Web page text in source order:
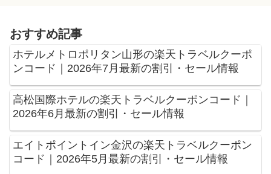
おすすめ記事
ホテルメトロポリタン山形の楽天トラベルクーポ
ンコード｜2026年7月最新の割引・セール情報
高松国際ホテルの楽天トラベルクーポンコード｜
2026年6月最新の割引・セール情報
エイトポイントイン金沢の楽天トラベルクーポン
コード｜2026年5月最新の割引・セール情報